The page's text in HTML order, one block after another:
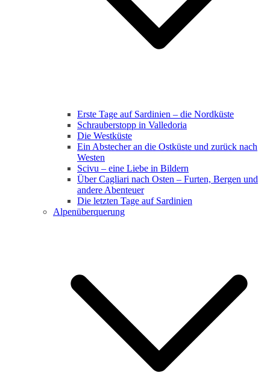
Erste Tage auf Sardinien – die Nordküste
Schrauberstopp in Valledoria
Die Westküste
Ein Abstecher an die Ostküste und zurück nach
Westen
Scivu – eine Liebe in Bildern
Über Cagliari nach Osten – Furten, Bergen und
andere Abenteuer
Die letzten Tage auf Sardinien
Alpenüberquerung